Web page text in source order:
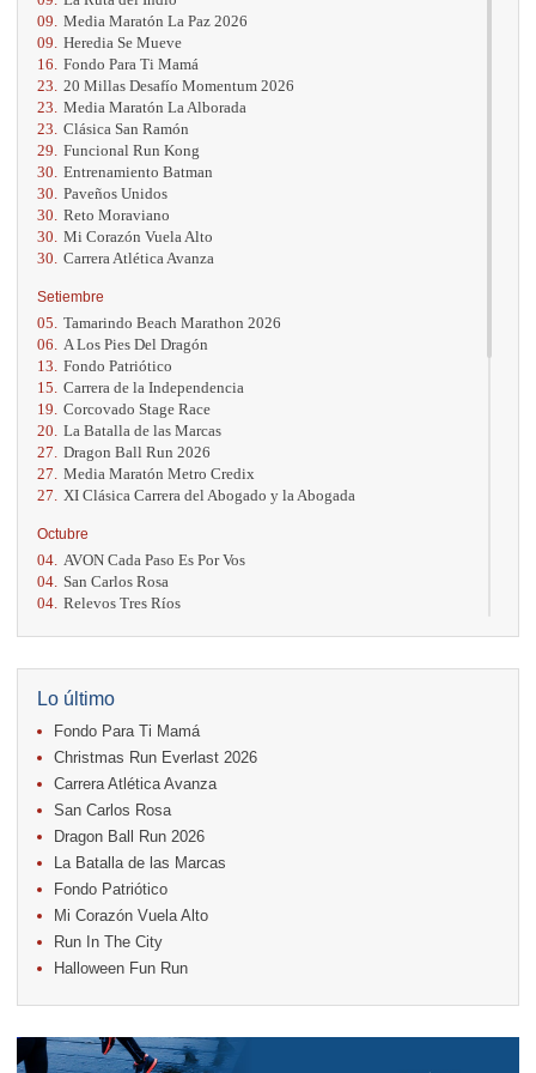
09. Media Maratón La Paz 2026
09. Heredia Se Mueve
16. Fondo Para Ti Mamá
23. 20 Millas Desafío Momentum 2026
23. Media Maratón La Alborada
23. Clásica San Ramón
29. Funcional Run Kong
30. Entrenamiento Batman
30. Paveños Unidos
30. Reto Moraviano
30. Mi Corazón Vuela Alto
30. Carrera Atlética Avanza
Setiembre
05. Tamarindo Beach Marathon 2026
06.
A Los Pies Del Dragón
13. Fondo Patriótico
15. Carrera de la Independencia
19. Corcovado Stage Race
20. La Batalla de las Marcas
27. Dragon Ball Run 2026
27. Media Maratón Metro Credix
27.
XI Clásica Carrera del Abogado y la Abogada
Octubre
04. AVON Cada Paso Es Por Vos
04. San Carlos Rosa
04. Relevos Tres Ríos
17. Caribe Paradise Run
18.
Casa Turire Trail Run
18. Warriors Run Circuit
18. Samsung Jacó Beach Half Marathon 2026
25. KRun by Under Armour
25. Run Alajuela
Noviembre
08. Lindora Run
15. Entre Pan y Rosas
Diciembre
06. Trail Vulcania 2026
12. Media Maratón Puntarenas 2026
Lo último
Fondo Para Ti Mamá
Christmas Run Everlast 2026
Carrera Atlética Avanza
San Carlos Rosa
Dragon Ball Run 2026
La Batalla de las Marcas
Fondo Patriótico
Mi Corazón Vuela Alto
Run In The City
Halloween Fun Run